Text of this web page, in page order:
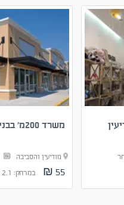
משרד 200מ’ בבנין פלטינום
מודיעין והסביבה
55 ₪ במרחק: 2.1 ק"מ